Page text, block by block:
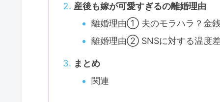
産後も嫁が可愛すぎるの離婚理由
離婚理由① 夫のモラハラ？金
離婚理由② SNSに対する温度
まとめ
関連